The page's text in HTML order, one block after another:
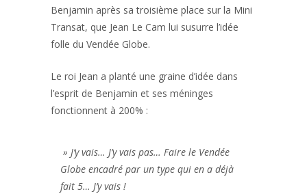
Benjamin après sa troisième place sur la Mini
Transat, que Jean Le Cam lui susurre l’idée
folle du Vendée Globe.
Le roi Jean a planté une graine d’idée dans
l’esprit de Benjamin et ses méninges
fonctionnent à 200% :
» J’y vais… J’y vais pas… Faire le Vendée
Globe encadré par un type qui en a déjà
fait 5… J’y vais !